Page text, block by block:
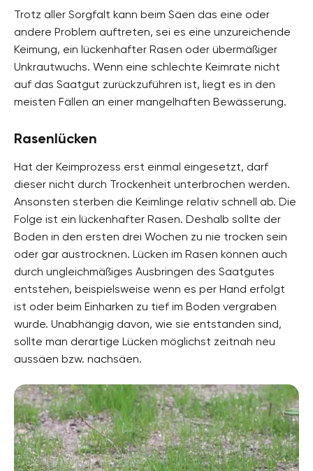
Trotz aller Sorgfalt kann beim Säen das eine oder
andere Problem auftreten, sei es eine unzureichende
Keimung, ein lückenhafter Rasen oder übermäßiger
Unkrautwuchs. Wenn eine schlechte Keimrate nicht
auf das Saatgut zurückzuführen ist, liegt es in den
meisten Fällen an einer mangelhaften Bewässerung.
Rasenlücken
Hat der Keimprozess erst einmal eingesetzt, darf
dieser nicht durch Trockenheit unterbrochen werden.
Ansonsten sterben die Keimlinge relativ schnell ab. Die
Folge ist ein lückenhafter Rasen. Deshalb sollte der
Boden in den ersten drei Wochen zu nie trocken sein
oder gar austrocknen. Lücken im Rasen können auch
durch ungleichmäßiges Ausbringen des Saatgutes
entstehen, beispielsweise wenn es per Hand erfolgt
ist oder beim Einharken zu tief im Boden vergraben
wurde. Unabhängig davon, wie sie entstanden sind,
sollte man derartige Lücken möglichst zeitnah neu
aussäen bzw. nachsäen.